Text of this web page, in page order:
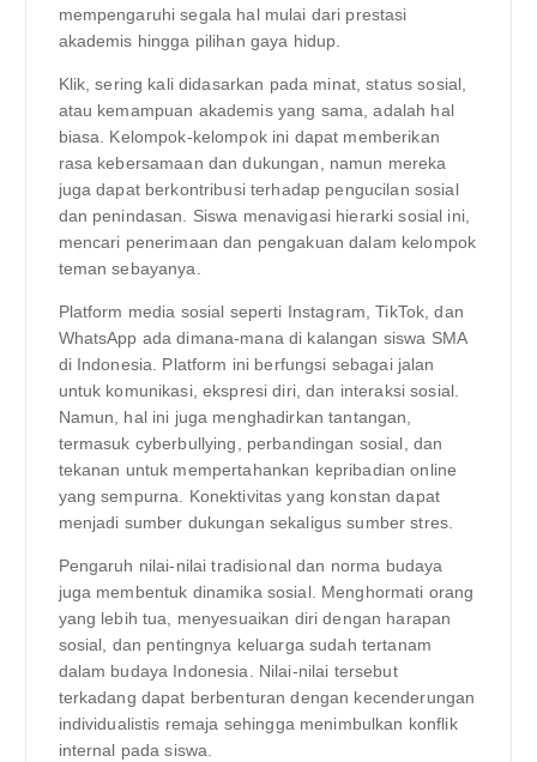
mempengaruhi segala hal mulai dari prestasi
akademis hingga pilihan gaya hidup.
Klik, sering kali didasarkan pada minat, status sosial,
atau kemampuan akademis yang sama, adalah hal
biasa. Kelompok-kelompok ini dapat memberikan
rasa kebersamaan dan dukungan, namun mereka
juga dapat berkontribusi terhadap pengucilan sosial
dan penindasan. Siswa menavigasi hierarki sosial ini,
mencari penerimaan dan pengakuan dalam kelompok
teman sebayanya.
Platform media sosial seperti Instagram, TikTok, dan
WhatsApp ada dimana-mana di kalangan siswa SMA
di Indonesia. Platform ini berfungsi sebagai jalan
untuk komunikasi, ekspresi diri, dan interaksi sosial.
Namun, hal ini juga menghadirkan tantangan,
termasuk cyberbullying, perbandingan sosial, dan
tekanan untuk mempertahankan kepribadian online
yang sempurna. Konektivitas yang konstan dapat
menjadi sumber dukungan sekaligus sumber stres.
Pengaruh nilai-nilai tradisional dan norma budaya
juga membentuk dinamika sosial. Menghormati orang
yang lebih tua, menyesuaikan diri dengan harapan
sosial, dan pentingnya keluarga sudah tertanam
dalam budaya Indonesia. Nilai-nilai tersebut
terkadang dapat berbenturan dengan kecenderungan
individualistis remaja sehingga menimbulkan konflik
internal pada siswa.